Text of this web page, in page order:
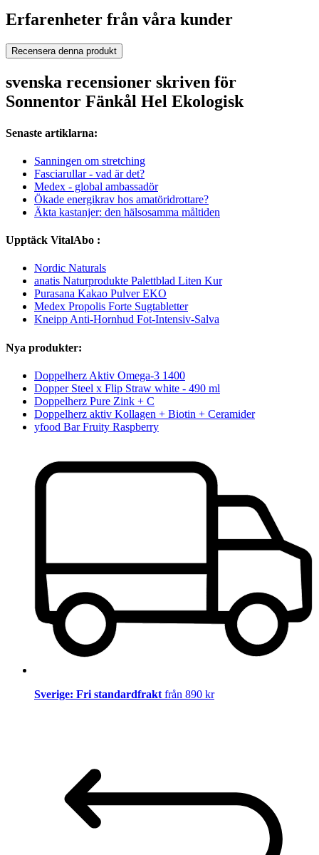
Erfarenheter från våra kunder
Recensera denna produkt
svenska recensioner skriven för
Sonnentor Fänkål Hel Ekologisk
Senaste artiklarna:
Sanningen om stretching
Fasciarullar - vad är det?
Medex - global ambassadör
Ökade energikrav hos amatöridrottare?
Äkta kastanjer: den hälsosamma måltiden
Upptäck VitalAbo :
Nordic Naturals
anatis Naturprodukte Palettblad Liten Kur
Purasana Kakao Pulver EKO
Medex Propolis Forte Sugtabletter
Kneipp Anti-Hornhud Fot-Intensiv-Salva
Nya produkter:
Doppelherz Aktiv Omega-3 1400
Dopper Steel x Flip Straw white - 490 ml
Doppelherz Pure Zink + C
Doppelherz aktiv Kollagen + Biotin + Ceramider
yfood Bar Fruity Raspberry
Sverige: Fri standardfrakt från 890 kr